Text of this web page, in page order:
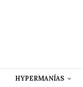
HYPERMANÍAS